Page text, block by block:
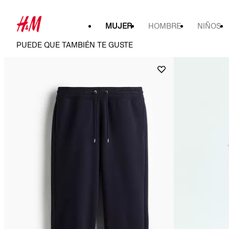
MUJER HOMBRE NIÑOS
PUEDE QUE TAMBIÉN TE GUSTE